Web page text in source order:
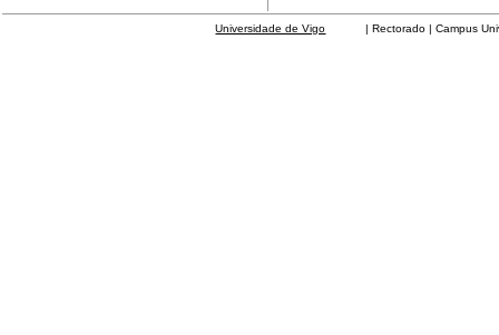
Universidade de Vigo | Rectorado | Campus